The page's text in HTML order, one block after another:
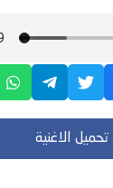
تحميل الاغنية